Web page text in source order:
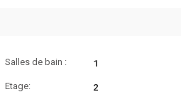
Salles de bain : 1
Etage: 2